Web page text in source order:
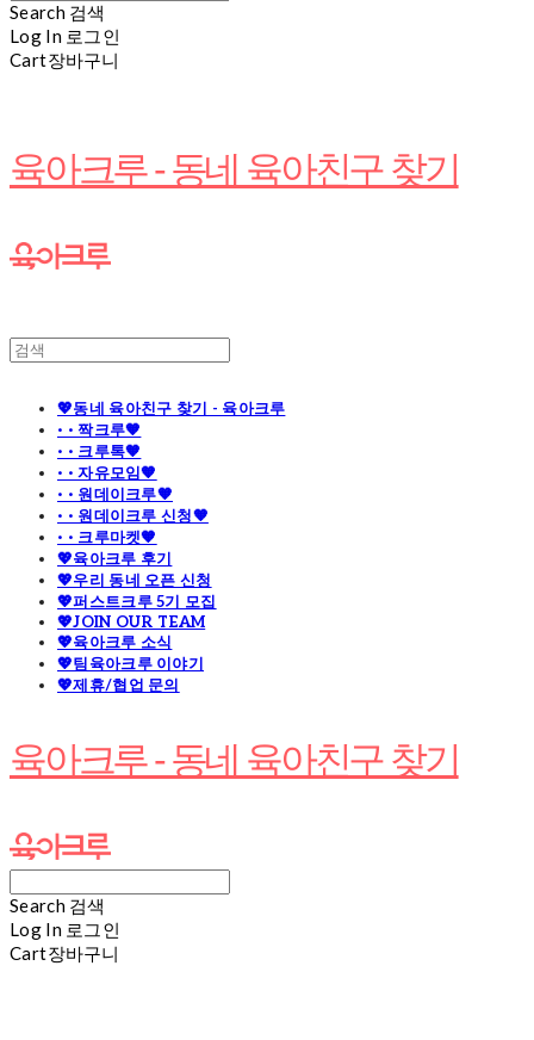
Search 검색
Log In 로그인
Cart장바구니
육아크루 - 동네 육아친구 찾기
💖동네 육아친구 찾기 - 육아크루
· · 짝크루🧡
· · 크루톡🧡
· · 자유모임🧡
· · 원데이크루🧡
· · 원데이크루 신청🧡
· · 크루마켓🧡
💖육아크루 후기
💖우리 동네 오픈 신청
💖퍼스트크루 5기 모집
💖JOIN OUR TEAM
💖육아크루 소식
💖팀육아크루 이야기
💖제휴/협업 문의
육아크루 - 동네 육아친구 찾기
Search 검색
Log In 로그인
Cart장바구니